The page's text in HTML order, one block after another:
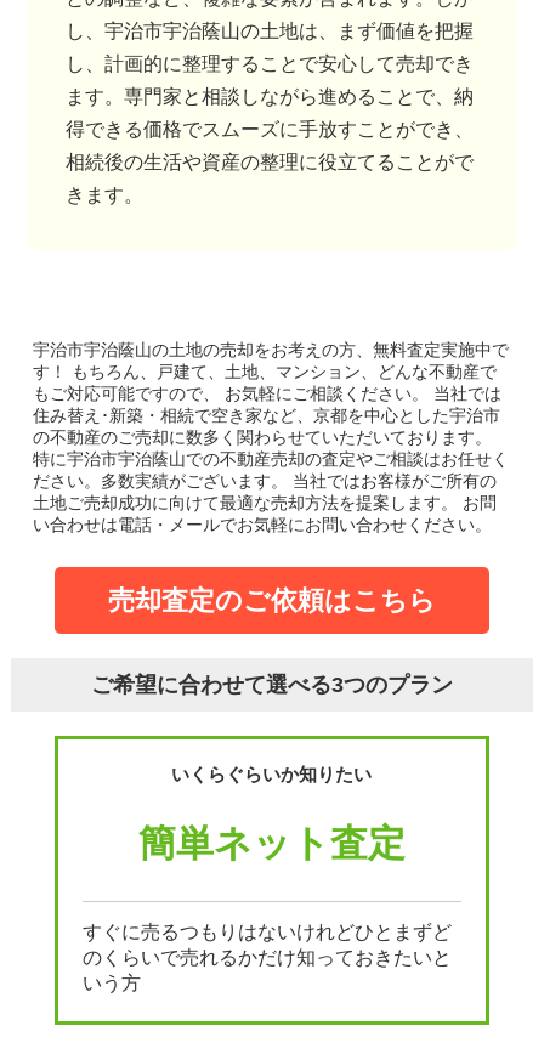
し、宇治市宇治蔭山の土地は、まず価値を把握
し、計画的に整理することで安心して売却でき
ます。専門家と相談しながら進めることで、納
得できる価格でスムーズに手放すことができ、
相続後の生活や資産の整理に役立てることがで
きます。
宇治市宇治蔭山の土地の売却をお考えの方、無料査定実施中で
す！
もちろん、戸建て、土地、マンション、どんな不動産で
もご対応可能ですので、 お気軽にご相談ください。
当社では
住み替え･新築・相続で空き家など、京都を中心とした宇治市
の不動産のご売却に数多く関わらせていただいております。
特に宇治市宇治蔭山での不動産売却の査定やご相談はお任せく
ださい。多数実績がございます。
当社ではお客様がご所有の
土地ご売却成功に向けて最適な売却方法を提案します。
お問
い合わせは電話・メールでお気軽にお問い合わせください。
売却査定のご依頼はこちら
ご希望に合わせて選べる3つのプラン
いくらぐらいか知りたい
簡単ネット査定
すぐに売るつもりはないけれどひとまずど
のくらいで売れるかだけ知っておきたいと
いう方